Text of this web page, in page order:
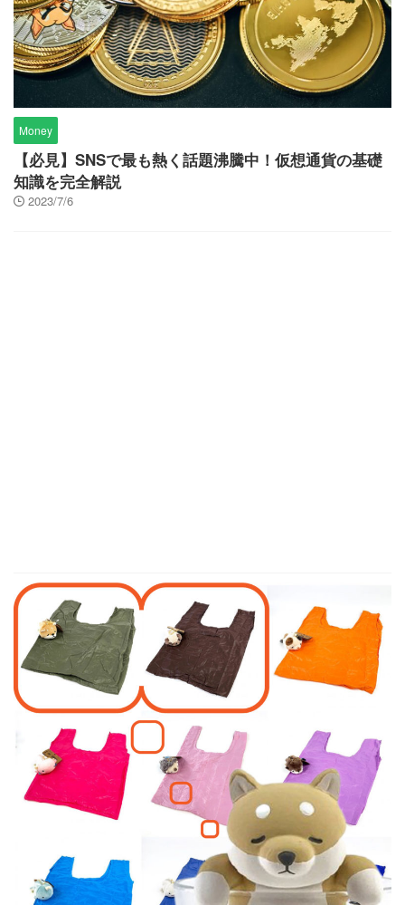
Money
【必見】SNSで最も熱く話題沸騰中！仮想通貨の基礎
知識を完全解説
2023/7/6